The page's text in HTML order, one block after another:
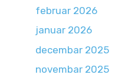
februar 2026
januar 2026
decembar 2025
novembar 2025